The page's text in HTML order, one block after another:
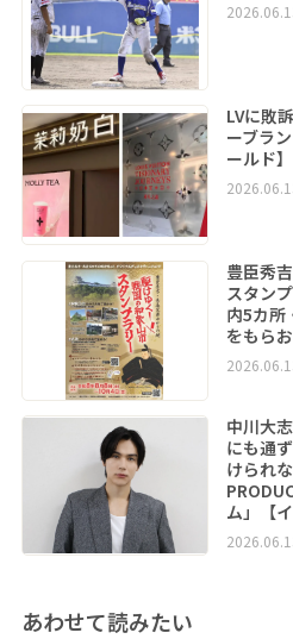
LVに敗
ーブラ
ールド】
豊臣秀
スタン
内5カ所
をもら
中川大
にも通
けられ
ム」【
あわせて読みたい